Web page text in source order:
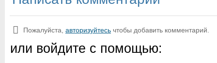
Пожалуйста, авторизуйтесь чтобы добавить комментарий.
или войдите с помощью: